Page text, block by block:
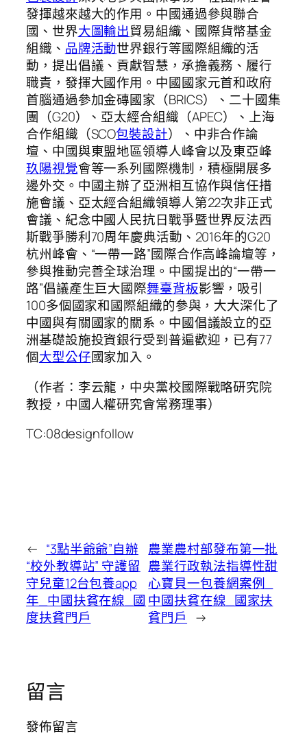
發揮越來越大的作用。中國通過參與聯合
國、世界大圖輸出貿易組織、國際貨幣基金
組織、 品牌活動世界銀行等國際組織的活
動，提出倡議、貢獻智慧，承擔義務、履行
職責，發揮大國作用。中國國家元首和政府
首腦通過參加金磚國家（BRICS）、二十國集
團（G20）、亞太經合組織（APEC）、上海
合作組織（SCO包裝設計）、中非合作論
壇、中國與東盟地區領導人峰會以及東亞峰
玖陽視覺會等一系列國際機制，積極開展多
邊外交。中國主辦了亞洲相互協作與信任措
施會議、亞太經合組織領導人第22次非正式
會議、紀念中國人民抗日戰爭暨世界反法西
斯戰爭勝利70周年慶典活動、2016年的G20
杭州峰會、“一帶一路”國際合作高峰論壇等，
參與推動完善全球治理。中國提出的“一帶一
路”倡議產生巨大國際舞臺背板影響，吸引
100多個國家和國際組織的參與，大大深化了
中國與有關國家的關系。中國倡議設立的亞
洲基礎設施投資銀行受到普遍歡迎，已有77
個大型公仔國家加入。
（作者：李云龍，中央黨校國際戰略研究院
教授，中國人權研究會常務理事）
TC:08designfollow
← “3點半爺爺”自辦
“校外教導站” 守護留
守兒童12台包養app
年_中國扶貧在線_國
度扶貧門戶
農業農村部發布第一批
農業行政執法指導性甜
心寶貝一包養網案例_
中國扶貧在線_國家扶
貧門戶
→
留言
發佈留言